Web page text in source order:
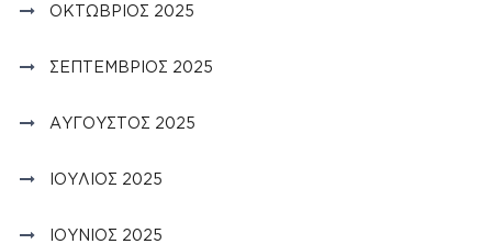
ΟΚΤΏΒΡΙΟΣ 2025
ΣΕΠΤΈΜΒΡΙΟΣ 2025
ΑΎΓΟΥΣΤΟΣ 2025
ΙΟΎΛΙΟΣ 2025
ΙΟΎΝΙΟΣ 2025